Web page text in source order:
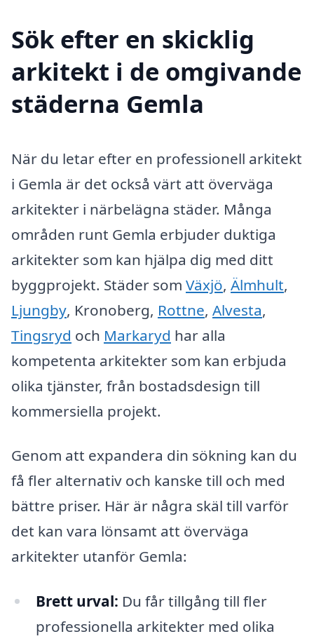
Sök efter en skicklig
arkitekt i de omgivande
städerna Gemla
När du letar efter en professionell arkitekt
i Gemla är det också värt att överväga
arkitekter i närbelägna städer. Många
områden runt Gemla erbjuder duktiga
arkitekter som kan hjälpa dig med ditt
byggprojekt. Städer som Växjö, Älmhult,
Ljungby, Kronoberg, Rottne, Alvesta,
Tingsryd och Markaryd har alla
kompetenta arkitekter som kan erbjuda
olika tjänster, från bostadsdesign till
kommersiella projekt.
Genom att expandera din sökning kan du
få fler alternativ och kanske till och med
bättre priser. Här är några skäl till varför
det kan vara lönsamt att överväga
arkitekter utanför Gemla:
Brett urval: Du får tillgång till fler
professionella arkitekter med olika